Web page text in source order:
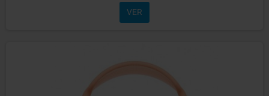
VER